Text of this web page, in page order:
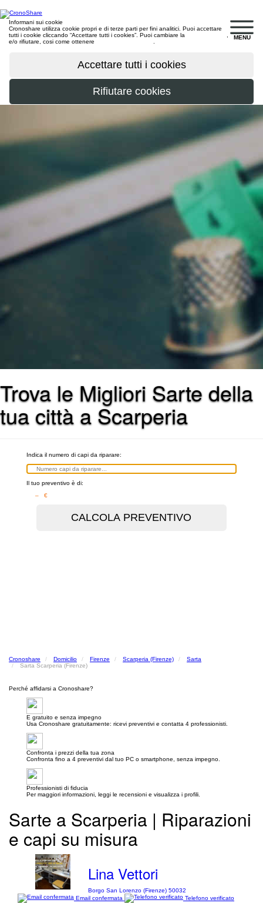
MENU
Informani sui cookie
Cronoshare utilizza cookie propri e di terze parti per fini analitici. Puoi accettare
tutti i cookie cliccando “Accettare tutti i cookies”. Puoi cambiare la
e/o rifiutare, cosi come ottenere
Trova le Migliori Sarte della
tua città a Scarperia
Indica il numero di capi da riparare:
Il tuo preventivo è di:
– €
Cronoshare Domicilio Firenze Scarperia (Firenze)
Sarta
Sarta Scarperia (Firenze)
Perché affidarsi a Cronoshare?
E gratuito e senza impegno
Usa Cronoshare gratuitamente: ricevi preventivi e contatta 4 professionisti.
Confronta i prezzi della tua zona
Confronta fino a 4 preventivi dal tuo PC o smartphone, senza impegno.
Professionisti di fiducia
Per maggiori informazioni, leggi le recensioni e visualizza i profili.
Sarte a Scarperia | Riparazioni
e capi su misura
Lina Vettori
Borgo San Lorenzo (Firenze) 50032
Email confermata
Telefono verificato